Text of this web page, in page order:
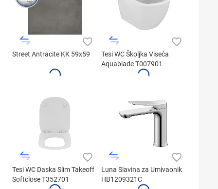
Street Antracite KK 59x59
Tesi WC Školjka Viseća
Aquablade T007901
Tesi WC Daska Slim Takeoff
Softclose T352701
Luna Slavina za Umivaonik
HB1209321C